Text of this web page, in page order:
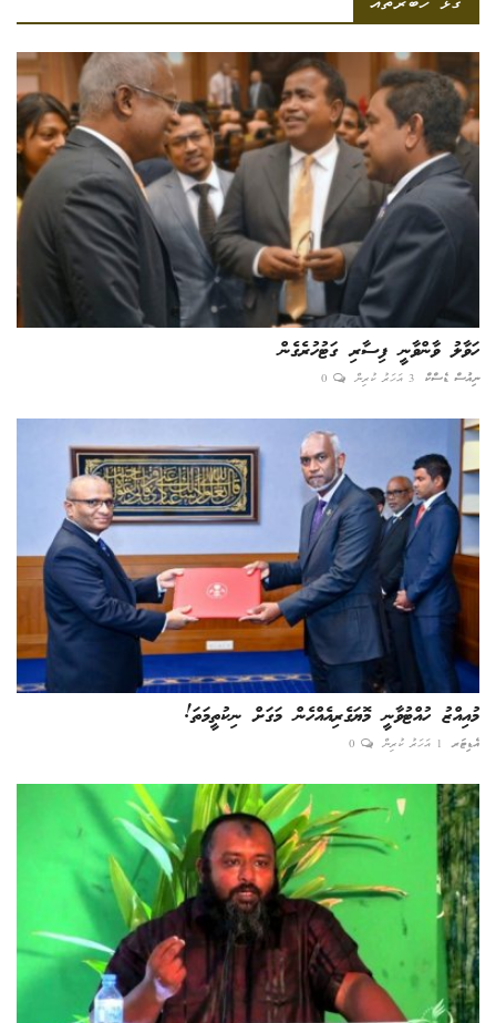
ހަވާލު ވާންވާނީ ފިސާރި ގަޓުހުރެގެން
ނިއުސް ޑެސްކް 3 އަހަރު ކުރިން 0
މުއިއްޒު ހުއްޓުވާނީ މޮޔަގެރިއެއްހެން މަގަށް ނިކުތީމަތަ!
އެޑިޓަރ 1 އަހަރު ކުރިން 0